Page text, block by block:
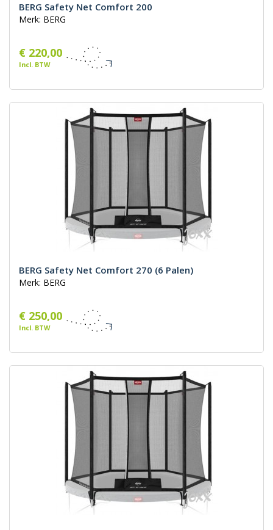
BERG Safety Net Comfort 200
Merk: BERG
€ 220,00
Incl. BTW
BERG Safety Net Comfort 270 (6 Palen)
Merk: BERG
€ 250,00
Incl. BTW